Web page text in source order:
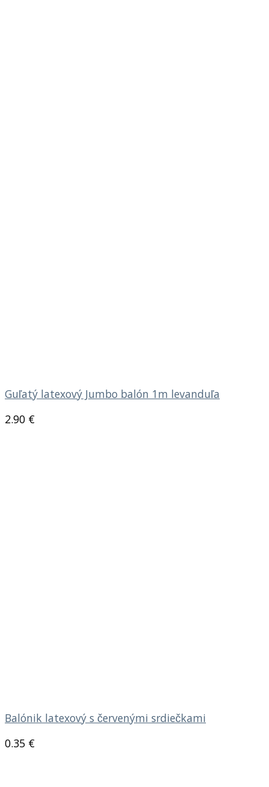
Guľatý latexový Jumbo balón 1m levanduľa
2.90 €
Balónik latexový s červenými srdiečkami
0.35 €